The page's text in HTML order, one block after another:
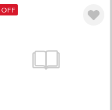
OFF